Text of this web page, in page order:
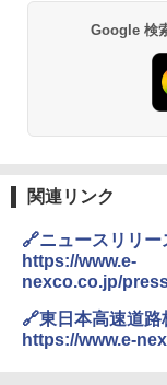
Google 検
関連リンク
🔗ニュースリリー
https://www.e-
nexco.co.jp/
🔗東日本高速道路
https://www.e-